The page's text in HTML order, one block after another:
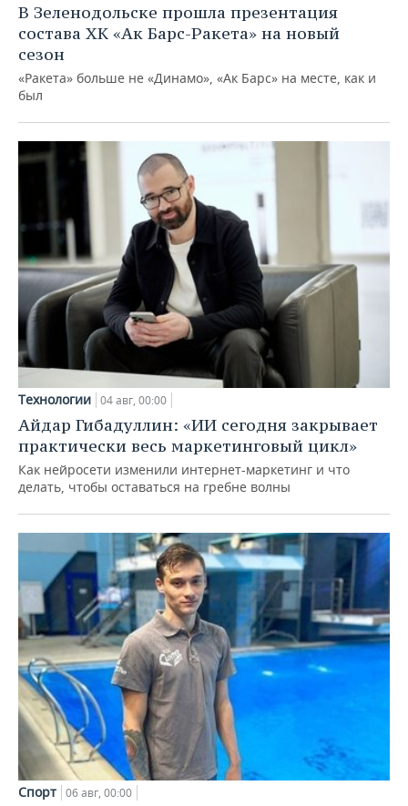
В Зеленодольске прошла презентация
состава ХК «Ак Барс-Ракета» на новый
сезон
«Ракета» больше не «Динамо», «Ак Барс» на месте, как и
был
Технологии 04 авг, 00:00
Айдар Гибадуллин: «ИИ сегодня закрывает
практически весь маркетинговый цикл»
Как нейросети изменили интернет-маркетинг и что
делать, чтобы оставаться на гребне волны
Спорт 06 авг, 00:00